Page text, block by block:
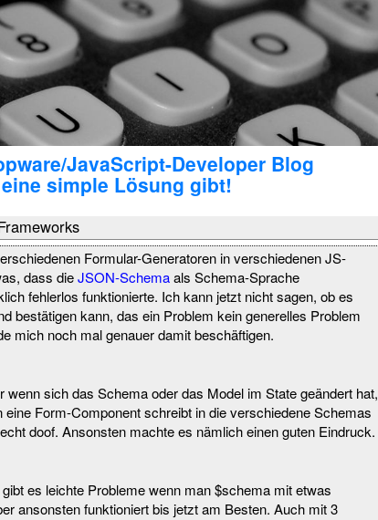
JavaScript-Developer Blog
simple Lösung gibt!
Formular-Generatoren in verschiedenen JS-
dass dieJSON-Schemaals Schema-Sprache
fehlerlos funktionierte. Ich kann jetzt nicht sagen, ob es
bestätigen kann, das ein Problem kein generelles Problem
mich noch mal genauer damit beschäftigen.
wenn sich das Schema oder das Model im State geändert hat,
Form-Component schreibt in die verschiedene Schemas
doof. Ansonsten machte es nämlich einen guten Eindruck.
es leichte Probleme wenn man $schema mit etwas
ansonsten funktioniert bis jetzt am Besten. Auch mit 3